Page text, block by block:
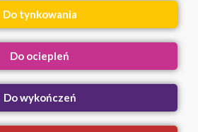
Do tynkowania
Do ociepleń
Do wykończeń